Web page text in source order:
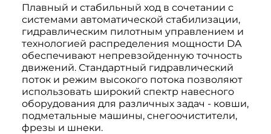
Плавный и стабильный ход в сочетании с
системами автоматической стабилизации,
гидравлическим пилотным управлением и
технологией распределения мощности DA
обеспечивают непревзойденную точность
движений. Стандартный гидравлический
поток и режим высокого потока позволяют
использовать широкий спектр навесного
оборудования для различных задач - ковши,
подметальные машины, снегоочистители,
фрезы и шнеки.